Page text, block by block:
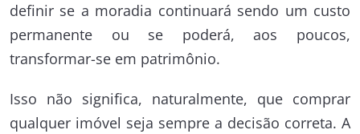
definir se a moradia continuará sendo um custo
permanente ou se poderá, aos poucos,
transformar-se em patrimônio.
Isso não significa, naturalmente, que comprar
qualquer imóvel seja sempre a decisão correta. A